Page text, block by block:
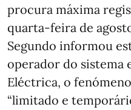
procura máxima
quarta-feira de
Segundo informou
operador do sistema
Eléctrica, o
“limitado e